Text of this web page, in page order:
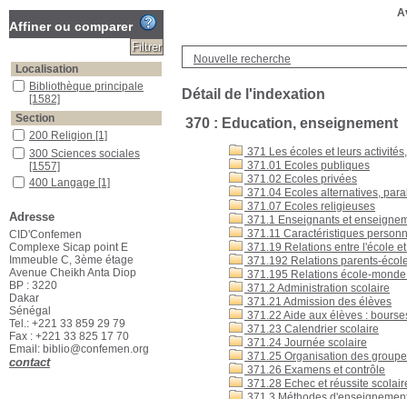
Nouvelle recherche
Détail de l'indexation
370 : Education, enseignement
371 Les écoles et leurs
371.01 Ecoles publiques
371.02 Ecoles privées
371.04 Ecoles alternatives,
371.07 Ecoles religieuses
371.1 Enseignants et
371.11 Caractéristiques
371.19 Relations entre l'école
371.192 Relations parents-
371.195 Relations école-
371.2 Administration scolaire
371.21 Admission des élèves
371.22 Aide aux élèves :
371.23 Calendrier scolaire
371.24 Journée scolaire
371.25 Organisation des
371.26 Examens et contrôle
371.28 Echec et réussite
Affiner ou comparer
Localisation
Bibliothèque principale
[1582]
Section
200 Religion [1]
300 Sciences sociales
[1557]
400 Langage [1]
700 Beaux-arts, arts
décoratifs, sports
Documentaires[16]
Romans & Romans
étrangers[3]
Romans policiers
Adresse
CID'Confemen
Complexe Sicap point E
Immeuble C, 3ème étage
Avenue Cheikh Anta Diop
BP : 3220
Dakar
Sénégal
Tel.: +221 33 859 29 79
Fax : +221 33 825 17 70
Email: biblio@confemen.org
contact